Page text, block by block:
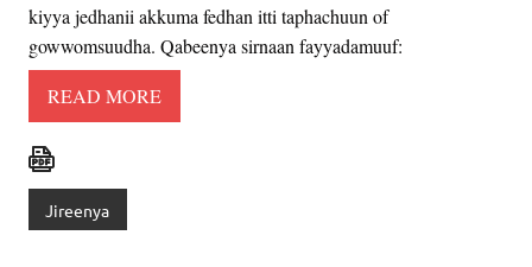
kiyya jedhanii akkuma fedhan itti taphachuun of
gowwomsuudha. Qabeenya sirnaan fayyadamuuf:
READ MORE
Jireenya